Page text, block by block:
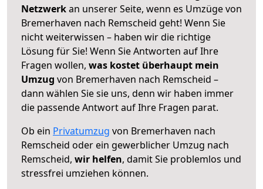
Netzwerkan unserer Seite, wenn es Umzüge von
Bremerhaven nach Remscheid geht! Wenn Sie
nicht weiterwissen – haben wir die richtige
Lösung für Sie! Wenn Sie Antworten auf Ihre
Fragen wollen, was kostet überhaupt mein
Umzug von Bremerhaven nach Remscheid –
dann wählen Sie sie uns, denn wir haben immer
die passende Antwort auf Ihre Fragen parat.
Ob ein Privatumzug von Bremerhaven nach
Remscheid oder ein gewerblicher Umzug nach
Remscheid, wir helfen, damit Sie problemlos und
stressfrei umziehen können.